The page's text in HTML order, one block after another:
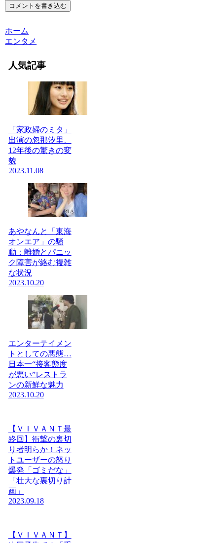
コメントを書き込む
ホーム
エンタメ
人気記事
「家政婦のミタ」
出演の忽那汐里、
12年後の驚きの変
貌
2023.11.08
あやなんと「東海
オンエア」の騒
動：離婚とパニッ
ク障害が絡む複雑
な状況
2023.10.20
エンターテイメン
トとしての悪態…
日本一“接客態度
が悪い”レストラ
ンの新鮮な魅力
2023.10.20
【ＶＩＶＡＮＴ最
終回】衝撃の裏切
り者明らか！ネッ
トユーザーの怒り
爆発「ゴミだな」
「壮大な裏切り計
画」
2023.09.18
【ＶＩＶＡＮＴ】